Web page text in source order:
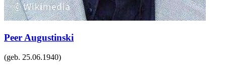
Peer Augustinski
(geb. 25.06.1940)